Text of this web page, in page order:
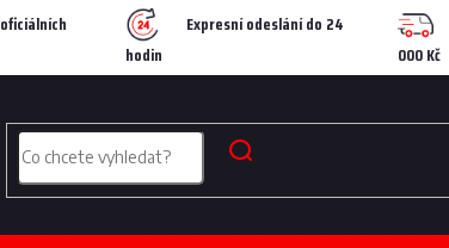
Expresní odeslání do 24
hodin
000 Kč